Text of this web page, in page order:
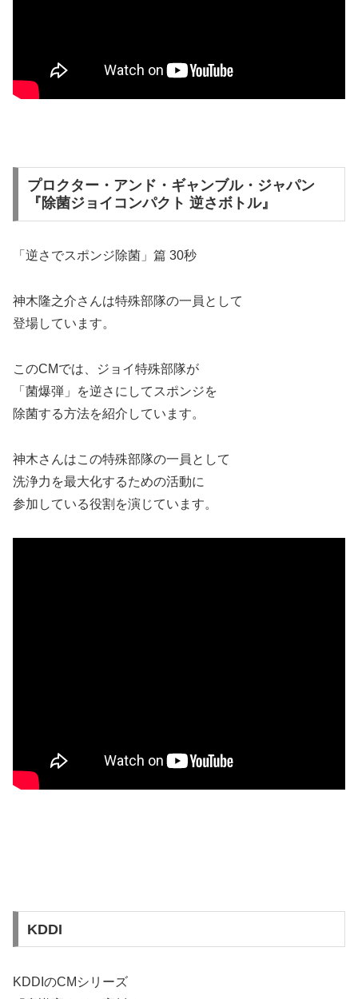
プロクター・アンド・ギャンブル・ジャパン
『除菌ジョイコンパクト 逆さボトル』
「逆さでスポンジ除菌」篇 30秒
神木隆之介さんは特殊部隊の一員として
登場しています。
このCMでは、ジョイ特殊部隊が
「菌爆弾」を逆さにしてスポンジを
除菌する方法を紹介しています。
神木さんはこの特殊部隊の一員として
洗浄力を最大化するための活動に
参加している役割を演じています。
KDDI
KDDIのCMシリーズ